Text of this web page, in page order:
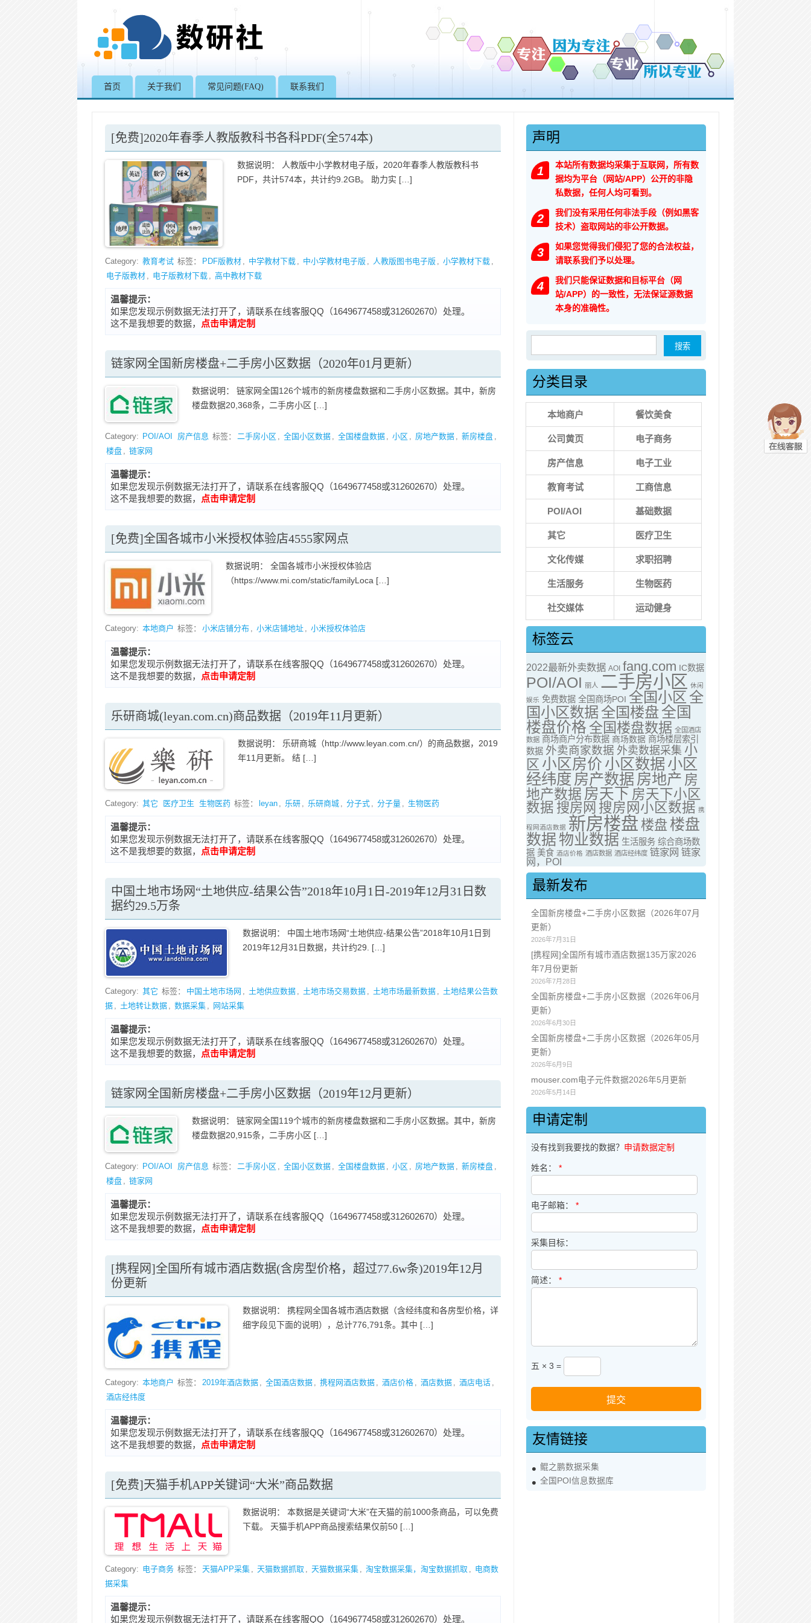
首页 关于我们 常见问题(FAQ) 联系我们
[免费]2020年春季人教版教科书各科PDF(全574本)
数据说明： 人教版中小学教材电子版，2020年春季人教版教科书
PDF，共计574本，共计约9.2GB。 助力实 […]
Category: 教育考试 标签： PDF版教材 , 中学教材下载 , 中小学教材电子版 , 人教版图书电子版 , 小学教材下载 ,
电子版教材 , 电子版教材下载 , 高中教材下载
温馨提示：
如果您发现示例数据无法打开了，请联系在线客服QQ（1649677458或312602670）处理。
这不是我想要的数据，
点击申请定制
链家网全国新房楼盘+二手房小区数据（2020年01月更新）
数据说明： 链家网全国126个城市的新房楼盘数据和二手房小区数据。其中，新房
楼盘数据20,368条，二手房小区 […]
Category: POI/AOI 房产信息 标签： 二手房小区 , 全国小区数据 , 全国楼盘数据 , 小区 , 房地产数据 , 新房楼盘 ,
楼盘 , 链家网
温馨提示：
如果您发现示例数据无法打开了，请联系在线客服QQ（1649677458或312602670）处理。
这不是我想要的数据，
点击申请定制
[免费]全国各城市小米授权体验店4555家网点
数据说明： 全国各城市小米授权体验店
（https://www.mi.com/static/familyLoca […]
Category: 本地商户 标签： 小米店铺分布 , 小米店铺地址 , 小米授权体验店
温馨提示：
如果您发现示例数据无法打开了，请联系在线客服QQ（1649677458或312602670）处理。
这不是我想要的数据，
点击申请定制
乐研商城(leyan.com.cn)商品数据（2019年11月更新）
数据说明： 乐研商城（http://www.leyan.com.cn/）的商品数据，2019
年11月更新。 结 […]
Category: 其它 医疗卫生 生物医药 标签： leyan , 乐研 , 乐研商城 , 分子式 , 分子量 , 生物医药
温馨提示：
如果您发现示例数据无法打开了，请联系在线客服QQ（1649677458或312602670）处理。
这不是我想要的数据，
点击申请定制
中国土地市场网“土地供应-结果公告”2018年10月1日-2019年12月31日数
据约29.5万条
数据说明： 中国土地市场网“土地供应-结果公告”2018年10月1日到
2019年12月31日数据，共计约29. […]
Category: 其它 标签： 中国土地市场网 , 土地供应数据 , 土地市场交易数据 , 土地市场最新数据 , 土地结果公告数
据 , 土地转让数据 , 数据采集 , 网站采集
温馨提示：
如果您发现示例数据无法打开了，请联系在线客服QQ（1649677458或312602670）处理。
这不是我想要的数据，
点击申请定制
链家网全国新房楼盘+二手房小区数据（2019年12月更新）
数据说明： 链家网全国119个城市的新房楼盘数据和二手房小区数据。其中，新房
楼盘数据20,915条，二手房小区 […]
Category: POI/AOI 房产信息 标签： 二手房小区 , 全国小区数据 , 全国楼盘数据 , 小区 , 房地产数据 , 新房楼盘 ,
楼盘 , 链家网
温馨提示：
如果您发现示例数据无法打开了，请联系在线客服QQ（1649677458或312602670）处理。
这不是我想要的数据，
点击申请定制
[携程网]全国所有城市酒店数据(含房型价格，超过77.6w条)2019年12月
份更新
数据说明： 携程网全国各城市酒店数据（含经纬度和各房型价格，详
细字段见下面的说明），总计776,791条。其中 […]
Category: 本地商户 标签： 2019年酒店数据 , 全国酒店数据 , 携程网酒店数据 , 酒店价格 , 酒店数据 , 酒店电话 ,
酒店经纬度
温馨提示：
如果您发现示例数据无法打开了，请联系在线客服QQ（1649677458或312602670）处理。
这不是我想要的数据，
点击申请定制
[免费]天猫手机APP关键词“大米”商品数据
数据说明： 本数据是关键词“大米”在天猫的前1000条商品，可以免费
下载。 天猫手机APP商品搜索结果仅前50 […]
Category: 电子商务 标签： 天猫APP采集 , 天猫数据抓取 , 天猫数据采集 , 淘宝数据采集，淘宝数据抓取 , 电商数
据采集
温馨提示：
如果您发现示例数据无法打开了，请联系在线客服QQ（1649677458或312602670）处理。
声明
1
本站所有数据均采集于互联网，所有数
据均为平台（网站/APP）公开的非隐
私数据，任何人均可看到。
2
我们没有采用任何非法手段（例如黑客
技术）盗取网站的非公开数据。
3
如果您觉得我们侵犯了您的合法权益，
请联系我们予以处理。
4
我们只能保证数据和目标平台（网
站/APP）的一致性，无法保证源数据
本身的准确性。
分类目录
本地商户 餐饮美食
公司黄页 电子商务
房产信息 电子工业
教育考试 工商信息
POI/AOI 基础数据
其它 医疗卫生
文化传媒 求职招聘
生活服务 生物医药
社交媒体 运动健身
标签云
2022最新外卖数据 AOI fang.com IC数据
POI/AOI 丽人 二手房小区 休闲
娱乐 免费数据 全国商场POI 全国小区 全
国小区数据全国楼盘全国
楼盘价格 全国楼盘数据 全国酒店
数据 商场商户分布数据 商场数据 商场楼层索引
数据 外卖商家数据 外卖数据采集 小
区 小区房价 小区数据小区
经纬度 房产数据 房地产 房
地产数据 房天下 房天下小区
数据 搜房网 搜房网小区数据 携
程网酒店数据 新房楼盘 楼盘 楼盘
数据 物业数据 生活服务 综合商场数
据 美食 酒店价格 酒店数据 酒店经纬度 链家网 链家
网，POI
最新发布
全国新房楼盘+二手房小区数据（2026年07月
更新）
2026年7月31日
[携程网]全国所有城市酒店数据135万家2026
年7月份更新
2026年7月28日
全国新房楼盘+二手房小区数据（2026年06月
更新）
2026年6月30日
全国新房楼盘+二手房小区数据（2026年05月
更新）
2026年6月9日
mouser.com电子元件数据2026年5月更新
2026年5月14日
申请定制
没有找到我要找的数据？ 申请数据定制
姓名：*
电子邮箱：*
采集目标：
简述：*
五 × 3 =
友情链接
鲲之鹏数据采集
全国POI信息数据库